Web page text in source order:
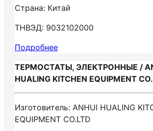
Страна: Китай
ТНВЭД: 9032102000
Подробнее
ТЕРМОСТАТЫ, ЭЛЕКТРОННЫЕ /
HUALING KITCHEN EQUIPMENT
Изготовитель: ANHUI HUALING
EQUIPMENT CO.LTD